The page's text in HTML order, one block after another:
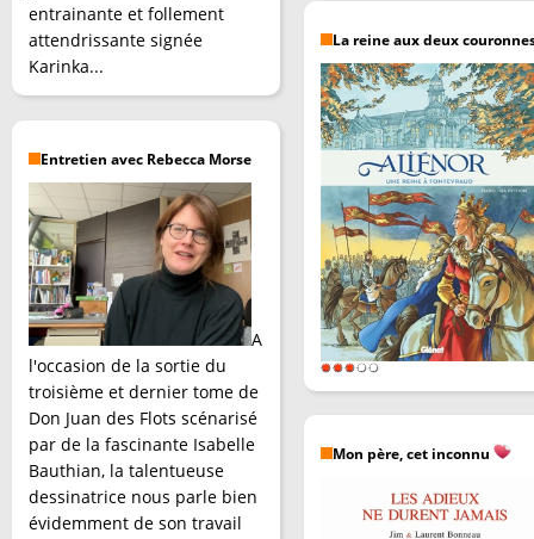
entrainante et follement
attendrissante signée
Karinka...
Entretien avec Rebecca Morse
A
l'occasion de la sortie du
troisième et dernier tome de
Don Juan des Flots scénarisé
par de la fascinante Isabelle
Bauthian, la talentueuse
dessinatrice nous parle bien
évidemment de son travail
La reine aux deux
Mon père, cet inconnu